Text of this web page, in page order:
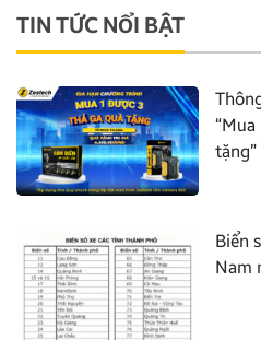
TIN TỨC NỔI BẬT
tặng”
Biển
Nam